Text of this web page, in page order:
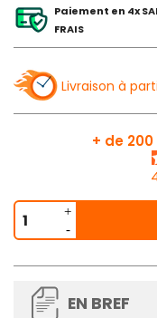
Paiement en 4x
FRAIS
Livraison à
+ de
EN BREF